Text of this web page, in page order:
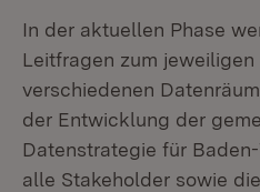
In der aktuellen Phase
Leitfragen zum
verschiedenen
der Entwicklung der
Datenstrategie für
alle Stakeholder sowie